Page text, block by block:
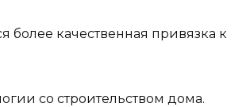
более качественная привязка к
со строительством дома.